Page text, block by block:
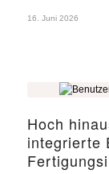
16. Juni 2026
Hoch
integrierte